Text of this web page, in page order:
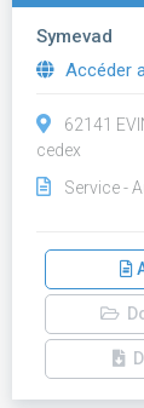
Symevad
Accéder
62141
cedex
Service -